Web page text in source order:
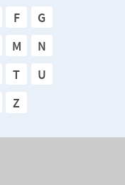
F
G
M
N
T
U
Z